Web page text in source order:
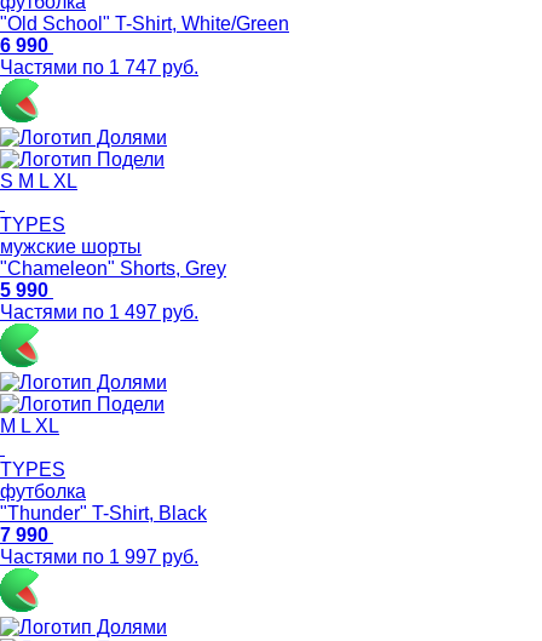
"Old School" T-Shirt, White/Green
6 990
Частями по 1 747 руб.
S M L XL
TYPES
мужские шорты
"Chameleon" Shorts, Grey
5 990
Частями по 1 497 руб.
M L XL
TYPES
футболка
"Thunder" T-Shirt, Black
7 990
Частями по 1 997 руб.